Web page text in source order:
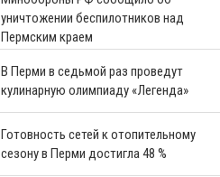
уничтожении беспилотников над
Пермским краем
В Перми в седьмой раз проведут
кулинарную олимпиаду «Легенда»
Готовность сетей к отопительному
сезону в Перми достигла 48 %